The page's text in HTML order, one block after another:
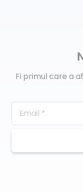
Fi primul care a